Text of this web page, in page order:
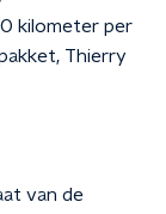
kilometer per
Thierry
van de